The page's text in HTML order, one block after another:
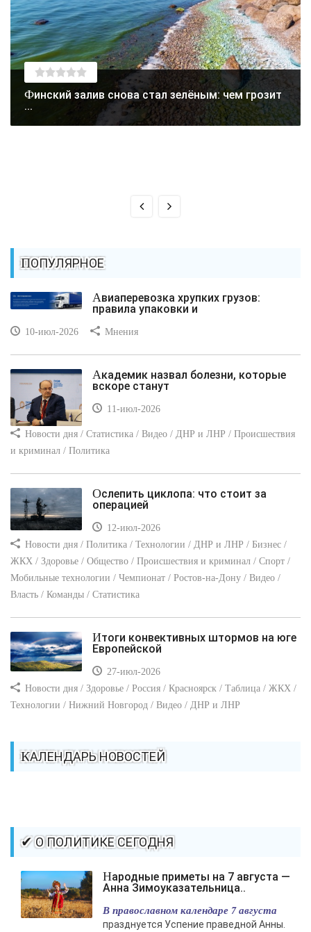
Финский залив снова стал зелёным: чем грозит
...
ПОПУЛЯРНОЕ
Авиаперевозка хрупких грузов:
правила упаковки и
10-июл-2026 Мнения
Академик назвал болезни, которые
вскоре станут
11-июл-2026
Новости дня / Статистика / Видео / ДНР и ЛНР / Происшествия
и криминал / Политика
Ослепить циклопа: что стоит за
операцией
12-июл-2026
Новости дня / Политика / Технологии / ДНР и ЛНР / Бизнес /
ЖКХ / Здоровье / Общество / Происшествия и криминал / Спорт /
Мобильные технологии / Чемпионат / Ростов-на-Дону / Видео /
Власть / Команды / Статистика
Итоги конвективных штормов на юге
Европейской
27-июл-2026
Новости дня / Здоровье / Россия / Красноярск / Таблица / ЖКХ /
Технологии / Нижний Новгород / Видео / ДНР и ЛНР
КАЛЕНДАРЬ НОВОСТЕЙ
✔ О ПОЛИТИКЕ СЕГОДНЯ
Народные приметы на 7 августа —
Анна Зимоуказательница..
В православном календаре 7 августа
празднуется Успение праведной Анны.